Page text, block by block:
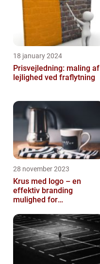
18 january 2024
Prisvejledning: maling af
lejlighed ved fraflytning
28 november 2023
Krus med logo – en
effektiv branding
mulighed for